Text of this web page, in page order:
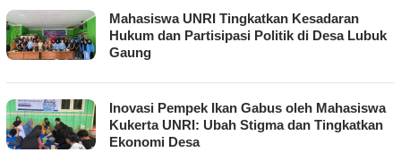
Mahasiswa UNRI Tingkatkan Kesadaran
Hukum dan Partisipasi Politik di Desa Lubuk
Gaung
Inovasi Pempek Ikan Gabus oleh Mahasiswa
Kukerta UNRI: Ubah Stigma dan Tingkatkan
Ekonomi Desa